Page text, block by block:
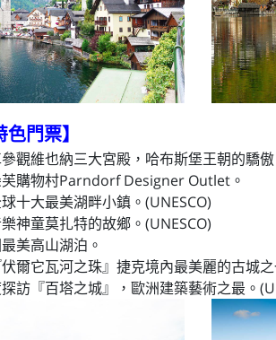
色門票】
觀維也納三大宮殿，哈布斯堡王朝的驕傲
購物村Parndorf Designer Outlet。
十大最美湖畔小鎮。(UNESCO)
神童莫扎特的故鄉。(UNESCO)
美高山湖泊。
爾它瓦河之珠』捷克境內最美麗的古城之
訪『百塔之城』，歐洲建築藝術之最。